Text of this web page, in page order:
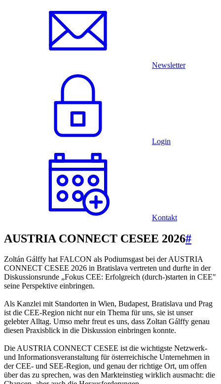
Newsletter
Login
Kontakt
AUSTRIA CONNECT CESEE 2026#
Zoltán Gálffy hat FALCON als Podiumsgast bei der AUSTRIA
CONNECT CESEE 2026 in Bratislava vertreten und durfte in der
Diskussionsrunde „Fokus CEE: Erfolgreich (durch-)starten in CEE"
seine Perspektive einbringen.
Als Kanzlei mit Standorten in Wien, Budapest, Bratislava und Prag
ist die CEE-Region nicht nur ein Thema für uns, sie ist unser
gelebter Alltag. Umso mehr freut es uns, dass Zoltan Gálffy genau
diesen Praxisblick in die Diskussion einbringen konnte.
Die AUSTRIA CONNECT CESEE ist die wichtigste Netzwerk-
und Informationsveranstaltung für österreichische Unternehmen in
der CEE- und SEE-Region, und genau der richtige Ort, um offen
über das zu sprechen, was den Markteinstieg wirklich ausmacht: die